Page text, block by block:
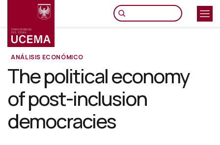
principal
ANÁLISIS ECONÓMICO
The political economy
of post-inclusion
democracies